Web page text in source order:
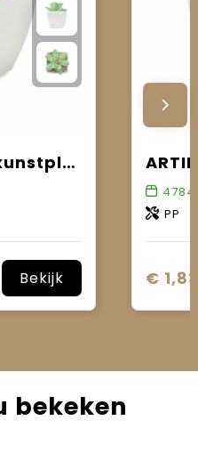
ARTIGRAP - Mini kunstplant
Bekijk
4784
PP
€ 1,83
bekeken